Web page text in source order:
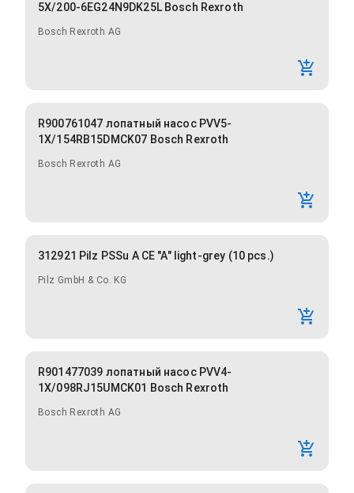
5X/200-6EG24N9DK25L Bosch Rexroth
Bosch Rexroth AG
R900761047 лопатный насос PVV5-
1X/154RB15DMCK07 Bosch Rexroth
Bosch Rexroth AG
312921 Pilz PSSu A CE "A" light-grey (10 pcs.)
Pilz GmbH & Co. KG
R901477039 лопатный насос PVV4-
1X/098RJ15UMCK01 Bosch Rexroth
Bosch Rexroth AG